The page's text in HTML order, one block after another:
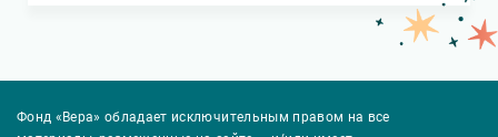
Фонд «Вера» обладает исключительным правом на все